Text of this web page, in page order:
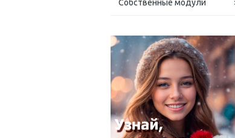
Собственные модули